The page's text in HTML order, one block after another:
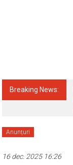
Breaking News:
Anunțuri
16 dec. 2025 16:26